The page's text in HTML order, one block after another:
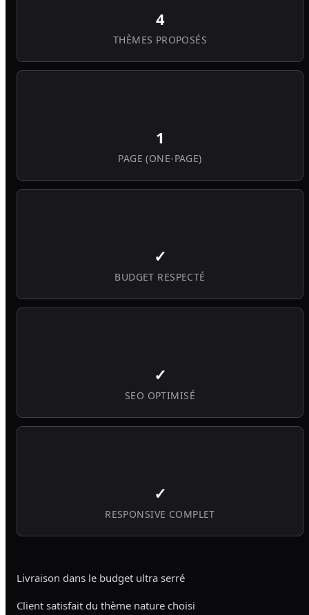
4
THÈMES PROPOSÉS
1
PAGE (ONE-PAGE)
✓
BUDGET RESPECTÉ
✓
SEO OPTIMISÉ
✓
RESPONSIVE COMPLET
Livraison dans le budget ultra serré
Client satisfait du thème nature choisi